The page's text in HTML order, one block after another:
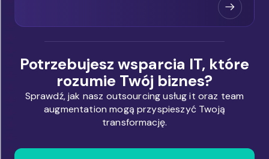
Potrzebujesz wsparcia IT, które
rozumie Twój biznes?
Sprawdź, jak nasz outsourcing usług it oraz team
augmentation mogą przyspieszyć Twoją
transformację.